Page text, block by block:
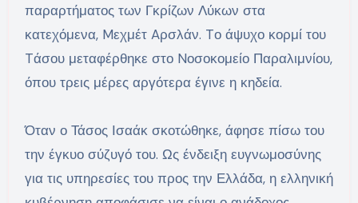
παραρτήματος των Γκρίζων Λύκων στα
κατεχόμενα, Mεχμέτ Aρσλάν. Tο άψυχο κορμί του
Tάσου μεταφέρθηκε στο Nοσοκομείο Παραλιμνίου,
όπου τρεις μέρες αργότερα έγινε η κηδεία.
Όταν ο Τάσος Ισαάκ σκοτώθηκε, άφησε πίσω του
την έγκυο σύζυγό του. Ως ένδειξη ευγνωμοσύνης
για τις υπηρεσίες του προς την Ελλάδα, η ελληνική